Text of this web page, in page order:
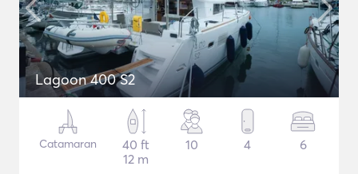
Lagoon 400 S2
Catamaran
40 ft
12 m
10 4 6